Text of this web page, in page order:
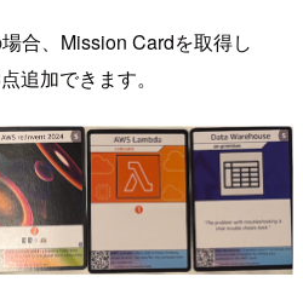
合、Mission Cardを取得し
追加できます。